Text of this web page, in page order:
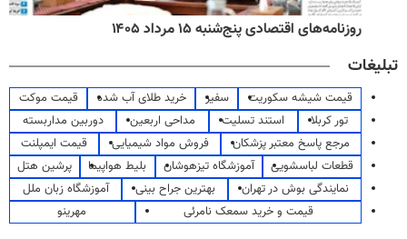
روزنامه‌های اقتصادی پنج‌شنبه ۱۵ مرداد ۱۴۰۵
تبلیغات
قیمت شیشه سکوریت سفیر خرید طلای آب شده
قیمت موکت
تور کربلا
استند تسلیت مداحی اربعین
دوربین مداربسته
مرجع پاسخ معتبر پزشکان
فروش مواد شیمیایی
قیمت ایمپلنت
قطعات لباسشویی
آموزشگاه تیزهوشان بلیط هواپیما
پرشین هتل
نمایندگی بوش در تهران
بهترین جراح بینی
آموزشگاه زبان ملل
قیمت و خرید سمعک نامرئی
مهرینو